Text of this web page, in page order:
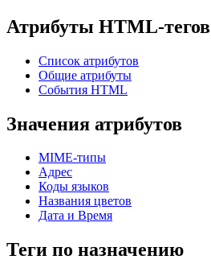
Атрибуты HTML-тегов
Список атрибутов
Общие атрибуты
События HTML
Значения атрибутов
MIME-типы
Адрес
Коды языков
Названия цветов
Дата и Время
Теги по назначению